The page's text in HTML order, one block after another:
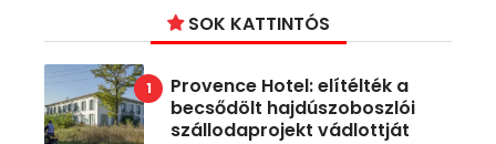
SOK KATTINTÓS
Provence Hotel: elítélték a
becsődölt hajdúszoboszlói
szállodaprojekt vádlottját